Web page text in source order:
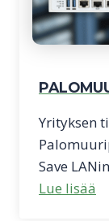
Yrityksen
Save
Lue lisää